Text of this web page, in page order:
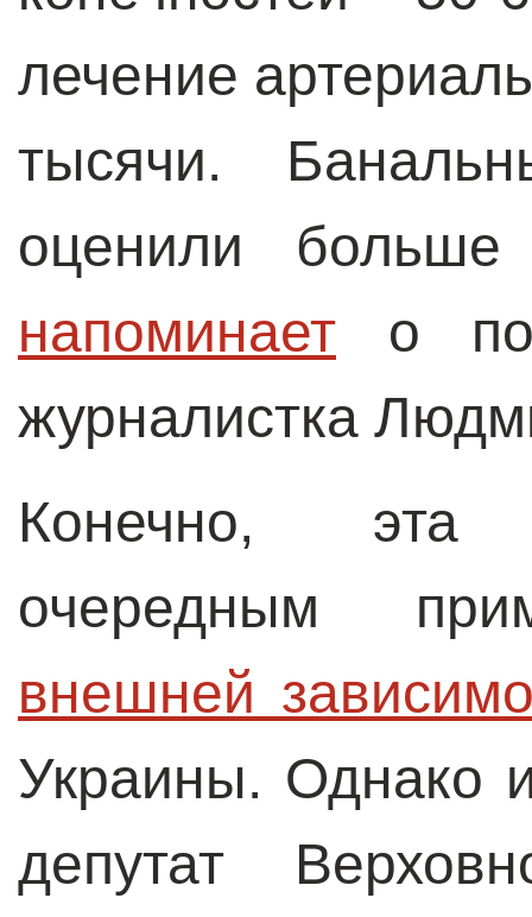
лечение
тысячи.
оценили
напоминает о
журналистка
Конечно, эта
очередным
внешней
Украины. Однако
депутат